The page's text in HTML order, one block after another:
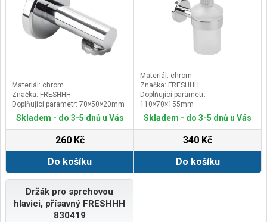
Materiál: chrom
Značka: FRESHHH
Doplňující parametr: 70×50×20mm
Skladem - do 3-5 dnů u Vás
260 Kč
Do košíku
Materiál: chrom
Značka: FRESHHH
Doplňující parametr:
110×70×155mm
Skladem - do 3-5 dnů u Vás
340 Kč
Do košíku
Držák pro sprchovou
hlavici, přísavný FRESHHH
830419